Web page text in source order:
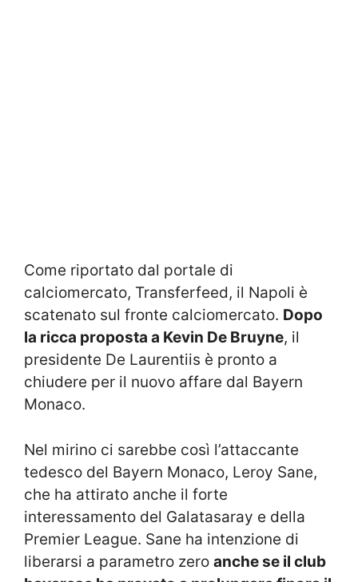
Come riportato dal portale di
calciomercato, Transferfeed, il Napoli è
scatenato sul fronte calciomercato. Dopo
la ricca proposta a Kevin De Bruyne, il
presidente De Laurentiis è pronto a
chiudere per il nuovo affare dal Bayern
Monaco.
Nel mirino ci sarebbe così l’attaccante
tedesco del Bayern Monaco, Leroy Sane,
che ha attirato anche il forte
interessamento del Galatasaray e della
Premier League. Sane ha intenzione di
liberarsi a parametro zero anche se il club